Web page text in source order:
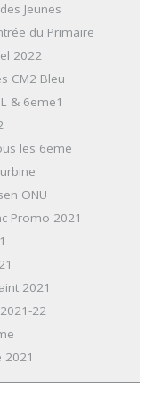
Jeunes
du Primaire
2022
CM2 Bleu
& 6eme1
les 6eme
ONU
Promo 2021
2021
22
2021